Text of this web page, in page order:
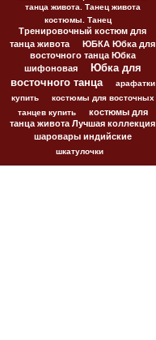
танца живота. Танец живота
костюмы. Танец
Тренировочный костюм для
танца живота
ЮБКА Юбка для
восточного танца Юбка
шифоновая
Юбка для
восточного танца
арафатки
купить
костюмы для восточных
танцев купить
костюмы для
танца живота Лучшая коллекция
шаровары индийские
шкатулочки